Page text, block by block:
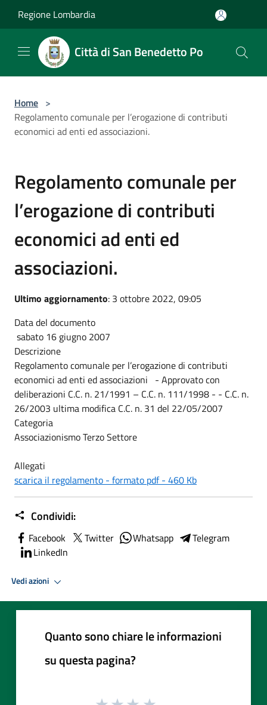
Regione Lombardia
Città di San Benedetto Po
Home >
Regolamento comunale per l’erogazione di contributi
economici ad enti ed associazioni.
Regolamento comunale per
l’erogazione di contributi
economici ad enti ed
associazioni.
Ultimo aggiornamento: 3 ottobre 2022, 09:05
Data del documento
sabato 16 giugno 2007
Descrizione
Regolamento comunale per l’erogazione di contributi
economici ad enti ed associazioni - Approvato con
deliberazioni C.C. n. 21/1991 – C.C. n. 111/1998 - - C.C. n.
26/2003 ultima modifica C.C. n. 31 del 22/05/2007
Categoria
Associazionismo Terzo Settore
Allegati
scarica il regolamento - formato pdf - 460 Kb
Condividi:
Facebook Twitter Whatsapp
Telegram
LinkedIn
Vedi azioni
Quanto sono chiare le informazioni
su questa pagina?